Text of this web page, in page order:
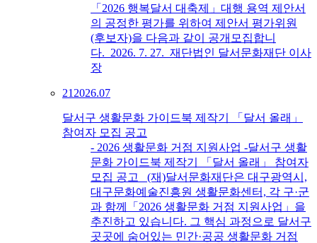
「2026 행복달서 대축제」대행 용역 제안서
의 공정한 평가를 위하여 제안서 평가위원
(후보자)을 다음과 같이 공개모집합니
다. 2026. 7. 27. 재단법인 달서문화재단 이사
장
21 2026.07
달서구 생활문화 가이드북 제작기 「달서 올래」
참여자 모집 공고
- 2026 생활문화 거점 지원사업 -달서구 생활
문화 가이드북 제작기 「달서 올래」 참여자
모집 공고 (재)달서문화재단은 대구광역시,
대구문화예술진흥원 생활문화센터, 각 구·군
과 함께「2026 생활문화 거점 지원사업」을
추진하고 있습니다. 그 핵심 과정으로 달서구
곳곳에 숨어있는 민간·공공 생활문화 거점